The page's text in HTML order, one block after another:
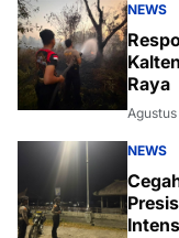
NEWS
Raya
NEWS